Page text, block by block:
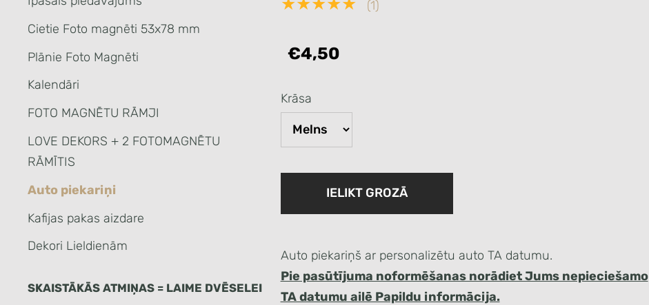
Cietie Foto magnēti 53x78 mm
Plānie Foto Magnēti
Kalendāri
FOTO MAGNĒTU RĀMJI
LOVE DEKORS + 2 FOTOMAGNĒTU
RĀMĪTIS
Auto piekariņi
Kafijas pakas aizdare
Dekori Lieldienām
SKAISTĀKĀS ATMIŅAS = LAIME DVĒSELEI
(1)
€4,50
Krāsa
IELIKT GROZĀ
Auto piekariņš ar personalizētu auto TA datumu.
Pie pasūtījuma noformēšanas norādiet Jums nepieciešamo
TA datumu ailē Papildu informācija.